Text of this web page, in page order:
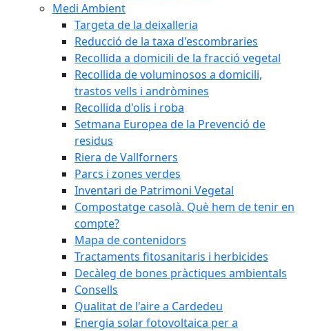
Medi Ambient
Targeta de la deixalleria
Reducció de la taxa d'escombraries
Recollida a domicili de la fracció vegetal
Recollida de voluminosos a domicili,
trastos vells i andròmines
Recollida d'olis i roba
Setmana Europea de la Prevenció de
residus
Riera de Vallforners
Parcs i zones verdes
Inventari de Patrimoni Vegetal
Compostatge casolà. Què hem de tenir en
compte?
Mapa de contenidors
Tractaments fitosanitaris i herbicides
Decàleg de bones pràctiques ambientals
Consells
Qualitat de l'aire a Cardedeu
Energia solar fotovoltaica per a